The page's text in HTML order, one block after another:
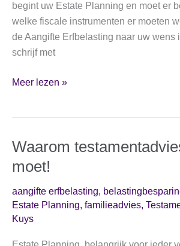
begint uw Estate Planning en moet er
welke fiscale instrumenten er moeten
de Aangifte Erfbelasting naar uw wens
schrijf met
MijnTestamentadvies,
het
Meer lezen »
Waarom
moet!
aangifte erfbelasting,
Estate Planning, familieadvies,
Kuys